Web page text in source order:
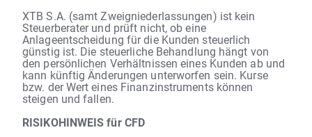
XTB S.A. (samt Zweigniederlassungen) ist kein
Steuerberater und prüft nicht, ob eine
Anlageentscheidung für die Kunden steuerlich
günstig ist. Die steuerliche Behandlung hängt von
den persönlichen Verhältnissen eines Kunden ab und
kann künftig Änderungen unterworfen sein. Kurse
bzw. der Wert eines Finanzinstruments können
steigen und fallen.
RISIKOHINWEIS für CFD